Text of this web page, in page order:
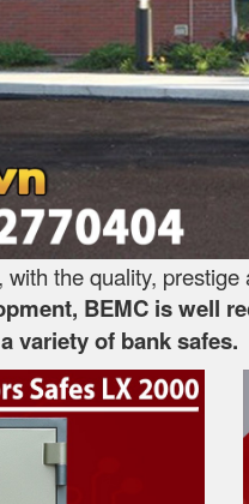
the quality,
BEMC is well
variety of bank safes.